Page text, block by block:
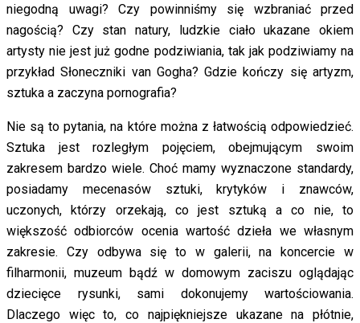
niegodną uwagi? Czy powinniśmy się wzbraniać przed
nagością? Czy stan natury, ludzkie ciało ukazane okiem
artysty nie jest już godne podziwiania, tak jak podziwiamy na
przykład Słoneczniki van Gogha? Gdzie kończy się artyzm,
sztuka a zaczyna pornografia?
Nie są to pytania, na które można z łatwością odpowiedzieć.
Sztuka jest rozległym pojęciem, obejmującym swoim
zakresem bardzo wiele. Choć mamy wyznaczone standardy,
posiadamy mecenasów sztuki, krytyków i znawców,
uczonych, którzy orzekają, co jest sztuką a co nie, to
większość odbiorców ocenia wartość dzieła we własnym
zakresie. Czy odbywa się to w galerii, na koncercie w
filharmonii, muzeum bądź w domowym zaciszu oglądając
dziecięce rysunki, sami dokonujemy wartościowania.
Dlaczego więc to, co najpiękniejsze ukazane na płótnie,